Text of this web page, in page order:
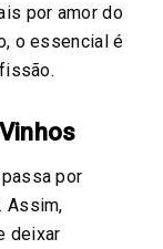
por amor do
o essencial é
por
Assim,
deixar